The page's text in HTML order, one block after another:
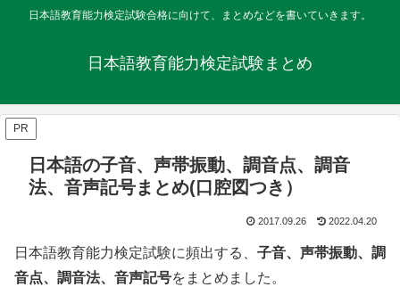
日本語教育能力検定試験合格に向けて、まとめなどを書いていきます。
日本語教育能力検定試験まとめ
PR
日本語の子音、声帯振動、調音点、調音
法、音声記号まとめ(口腔図つき）
2017.09.26 2022.04.20
日本語教育能力検定試験に頻出する、 子音、声帯振動、調
音点、調音法、音声記号をまとめました。